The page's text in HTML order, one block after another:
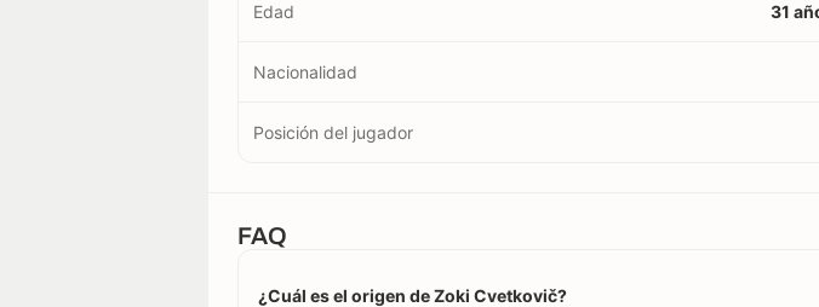
Edad 31
Nacionalidad
Posición del jugador
FAQ
¿Cuál es el origen de Zoki Cvetkovič?